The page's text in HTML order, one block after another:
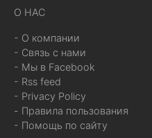
О НАС
- О компании
- Связь с нами
- Мы в Facebook
- Rss feed
- Privacy Policy
- Правила пользования
- Помощь по сайту